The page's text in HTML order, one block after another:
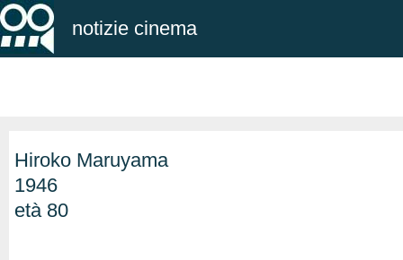
notizie cinema
Hiroko Maruyama
1946
età 80